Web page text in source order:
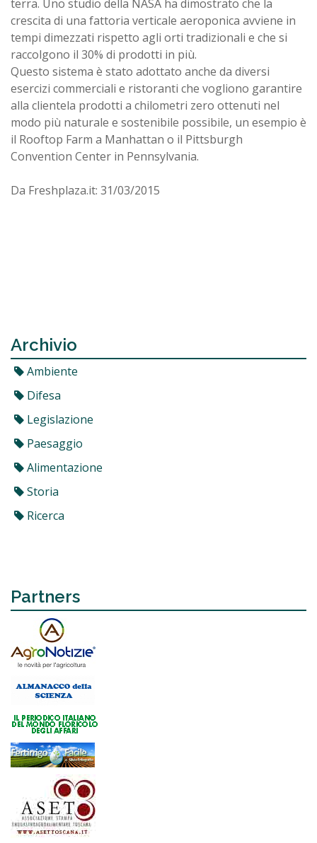
terra. Uno studio della NASA ha dimostrato che la
crescita di una fattoria verticale aeroponica avviene in
tempi dimezzati rispetto agli orti tradizionali e che si
raccolgono il 30% di prodotti in più.
Questo sistema è stato adottato anche da diversi
esercizi commerciali e ristoranti che vogliono garantire
alla clientela prodotti a chilometri zero ottenuti nel
modo più naturale e sostenibile possibile, un esempio è
il Rooftop Farm a Manhattan o il Pittsburgh
Convention Center in Pennsylvania.
Da Freshplaza.it: 31/03/2015
Archivio
Ambiente
Difesa
Legislazione
Paesaggio
Alimentazione
Storia
Ricerca
Partners